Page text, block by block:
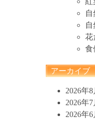
自
花
食
アーカイブ
2026年8
2026年7
2026年6